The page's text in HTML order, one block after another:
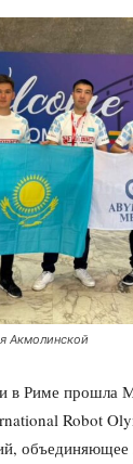
Акмолинской
в Риме прошла
Robot
объединяющее